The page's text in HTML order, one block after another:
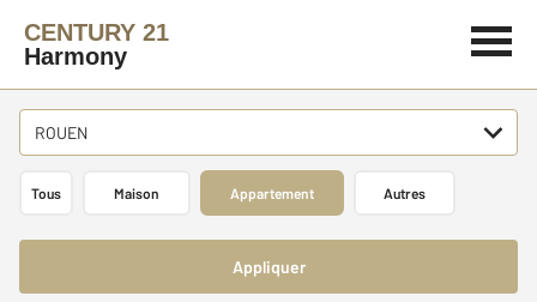
CENTURY 21
Harmony
ROUEN
Tous Maison Appartement Autres
Appliquer